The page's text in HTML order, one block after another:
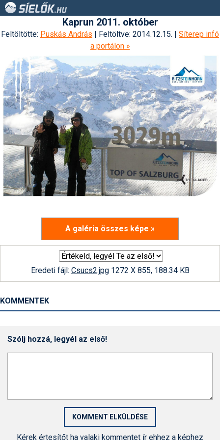
Kaprun 2011. október
Feltöltötte: Puskás András | Feltöltve: 2014.12.15. | Síterep infó
a portálon »
A galéria összes képe »
Eredeti fájl: Csucs2.jpg1272 X 855, 188.34 KB
KOMMENTEK
Szólj hozzá, legyél az első!
Kérek értesítőt ha valaki kommentet ír ehhez a képhez